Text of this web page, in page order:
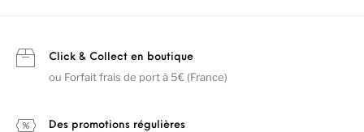
Click & Collect en boutique
ou Forfait frais de port à 5€ (France)
Des promotions régulières